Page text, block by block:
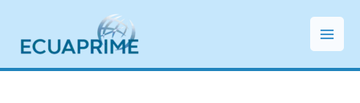
contenido